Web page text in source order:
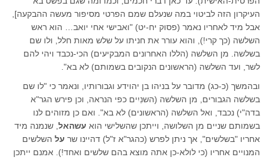
העיקרון הזה לביטוי במה שנעלם שמם הפרטי מסיפור מעשה ההבקעה],
אבל מיד לאחריו נאמר (פסוק יח-יט) "ואבישי אחי יואב… הוא ראש
השלשה (כך קרי!), והוא עורר את חניתו על שלש מאות חלל, ולו שם
בשלשה. מן השלשה (הללו האחרונים המבקיעים) הכי-נכבד ויהי להם
לשר, ועד השלשה (הראשונים הנקובים בשמותם) לא בא".
ובהמשך (כ-כג) מדובר על בניהו בן יהוידע וגבורותיו, ונאמר כי "לו שם
בשלשה הגבורים, מן השלשה (השנִיִים כפי הנראה, וכן פירש הגר"א
בדה"י) נכבד, ואל השלשה (הראשונים) לא בא". ואם כן מזוהים לנו
בשמותם שניים מן השלושה, וייתכן שהשלישי הוא עשהאל , שנמנה מיד
אחריו "בשלשים", אך ניתן לפרש (כהגר"א ז"ל) דהיינו שר על השלשים
המנויים אחריו (כי לולא-כן אתה מוצא בהם שלשים ואחד!). אמנם ייתכן